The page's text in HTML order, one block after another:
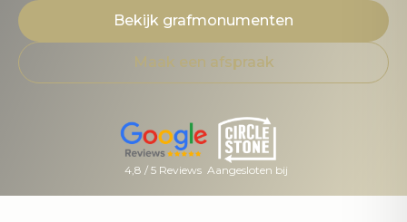
Bekijk grafmonumenten
Maak een afspraak
4,8 / 5 Reviews Aangesloten bij